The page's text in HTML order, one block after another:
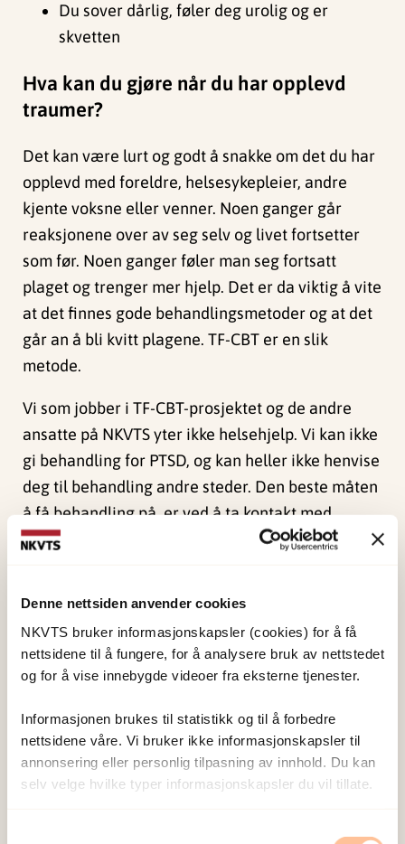
Denne nettsiden anvender cookies
NKVTS bruker informasjonskapsler (cookies) for å få
nettsidene til å fungere, for å analysere bruk av nettstedet
og for å vise innebygde videoer fra eksterne tjenester.
Informasjonen brukes til statistikk og til å forbedre
nettsidene våre. Vi bruker ikke informasjonskapsler til
annonsering eller personlig tilpasning av innhold. Du kan
selv velge hvilke typer informasjonskapsler du vil tillate.
Du sover dårlig, føler deg urolig og er
skvetten
Hva kan du gjøre når du har opplevd
traumer?
Det kan være lurt og godt å snakke om det du har
opplevd med foreldre, helsesykepleier, andre
kjente voksne eller venner. Noen ganger går
reaksjonene over av seg selv og livet fortsetter
som før. Noen ganger føler man seg fortsatt
plaget og trenger mer hjelp. Det er da viktig å vite
at det finnes gode behandlingsmetoder og at det
går an å bli kvitt plagene. TF-CBT er en slik
metode.
Vi som jobber i TF-CBT-prosjektet og de andre
ansatte på NKVTS yter ikke helsehjelp. Vi kan ikke
gi behandling for PTSD, og kan heller ikke henvise
deg til behandling andre steder. Den beste måten
å få behandling på, er ved å ta kontakt med
fastlegen din, så hen kan vurdere hvilken hjelp
I videoen under kan du høre Tine Jensen,
professor og spesialist i barne- og
ungdomspsykologi, snakke om barn og traumer.
modell for traumer (2000), som forklarer hvordan
noen utvikler PTSD etter å ha blitt utsatt for
traumer. Modellen er modifisert for barn (Smith et